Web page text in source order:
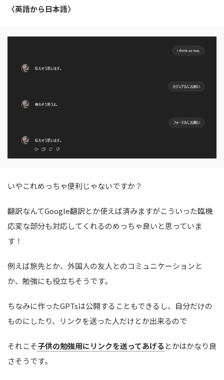
〈英語から日本語〉
いやこれめっちゃ便利じゃないですか？
翻訳なんてGoogle翻訳とか使えば済みますがこういった臨機
応変な部分も対応してくれるのめっちゃ良いと思っていま
す！
例えば旅先とか、外国人の友人とのコミュニケーションと
か、勉強にも役立ちそうです。
ちなみに作ったGPTsは公開することもできるし、自分だけの
ものにしたり、リンクを送った人だけとか出来るので
それこそ子供の勉強用にリンクを送ってあげる とかはかなり良
さそうです。